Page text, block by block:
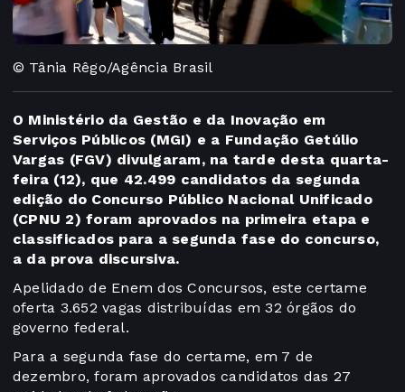
© Tânia Rêgo/Agência Brasil
O Ministério da Gestão e da Inovação em
Serviços Públicos (MGI) e a Fundação Getúlio
Vargas (FGV) divulgaram, na tarde desta quarta-
feira (12), que 42.499 candidatos da segunda
edição do Concurso Público Nacional Unificado
(CPNU 2) foram aprovados na primeira etapa e
classificados para a segunda fase do concurso,
a da prova discursiva.
Apelidado de Enem dos Concursos, este certame
oferta 3.652 vagas distribuídas em 32 órgãos do
governo federal.
Para a segunda fase do certame, em 7 de
dezembro, foram aprovados candidatos das 27